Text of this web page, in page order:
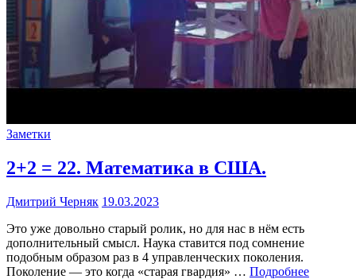
Заметки
2+2 = 22. Математика в США.
Дмитрий Черняк 19.03.2023
Это уже довольно старый ролик, но для нас в нём есть
дополнительный смысл. Наука ставится под сомнение
подобным образом раз в 4 управленческих поколения.
Поколение — это когда «старая гвардия» … Подробнее